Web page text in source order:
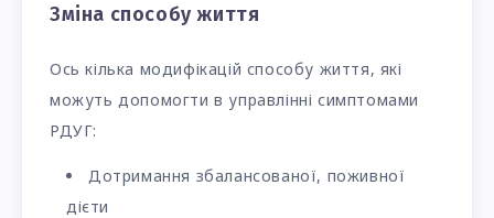
Зміна способу життя
Ось кілька модифікацій способу життя, які
можуть допомогти в управлінні симптомами
РДУГ:
Дотримання збалансованої, поживної
дієти